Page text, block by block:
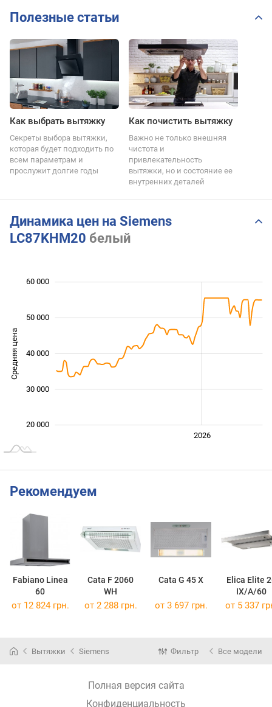
Полезные статьи
Как выбрать вытяжку
Секреты выбора вытяжки,
которая будет подходить по
всем параметрам и
прослужит долгие годы
Как почистить вытяжку
Важно не только внешняя
чистота и
привлекательность
вытяжки, но и состояние ее
внутренних деталей
Динамика цен на Siemens
LC87KHM20 белый
Средняя цена 20 000
20 000
30 000
40 000
50 000
60 000
2026
Рекомендуем
Fabiano Linea
60
Cata F 2060
WH
Cata G 45 X
Elica Elite
IX/A/60
от 12 824 грн. от 2 288 грн. от 3 697 грн. от 5 337
Вытяжки Siemens Фильтр Все модели
Полная версия сайта
Конфиденциальность